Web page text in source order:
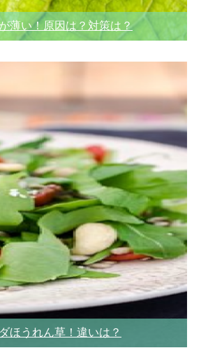
薄い！原因は？対策は？
ほうれん草！違いは？